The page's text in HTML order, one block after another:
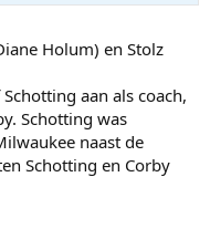
Holum) en Stolz
aan als coach,
Schotting was
naast de
Schotting en Corby